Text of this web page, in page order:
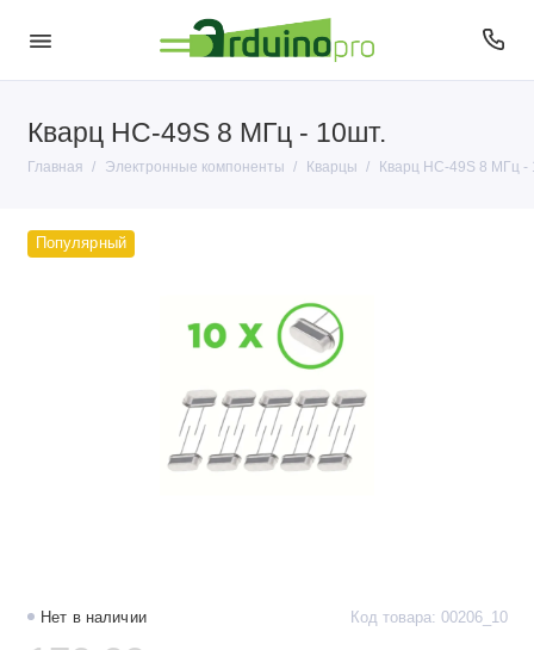
Кварц HC-49S 8 МГц - 10шт.
Главная Электронные компоненты Кварцы Кварц HC-49S 8 МГц -
Антенны
Диоды
Кнопки и переключатели
Конденсаторы
Микросхемы
Разъёмы, штекеры и соединители
Популярный
Нет в наличии Код товара: 00206_10